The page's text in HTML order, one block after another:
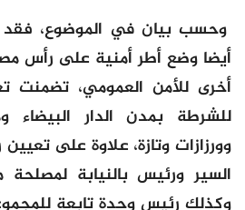
وحسب بيان في الموضوع، فقد
أيضا وضع أطر أمنية على رأس
للشرطة بمدن الدار
وورزازات وتازة، علاوة على
السير ورئيس بالنيابة لمصلحة